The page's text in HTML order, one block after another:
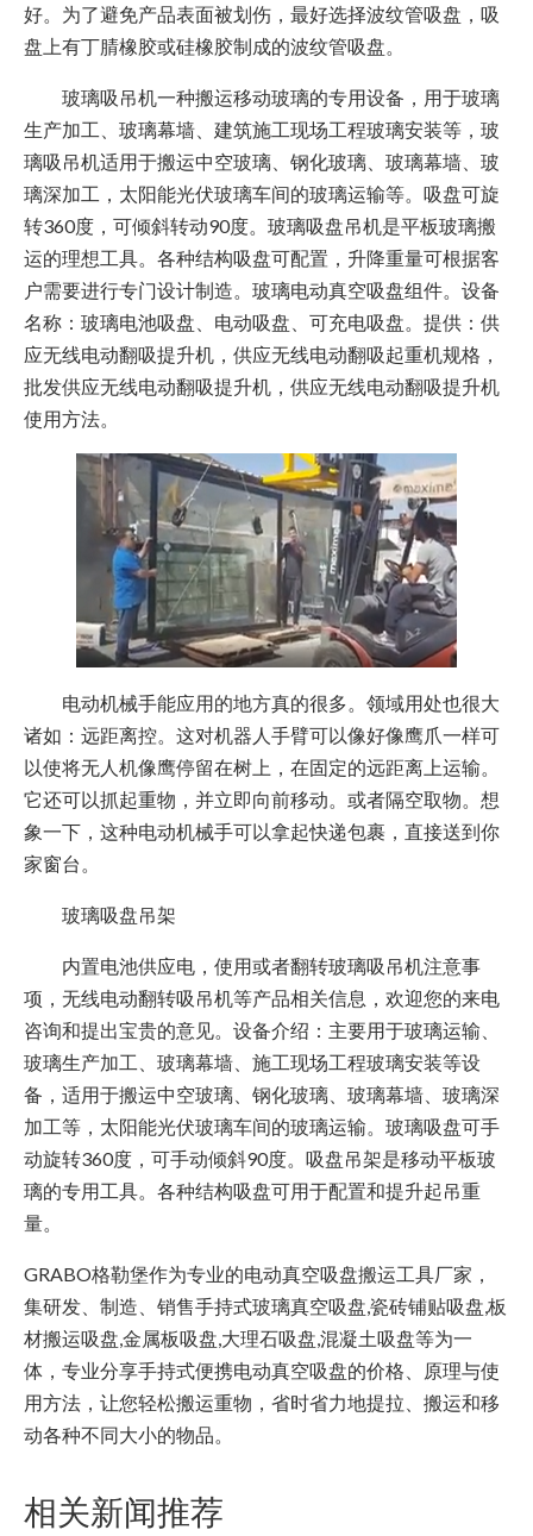
好。为了避免产品表面被划伤，最好选择波纹管吸盘，吸
盘上有丁腈橡胶或硅橡胶制成的波纹管吸盘。
玻璃吸吊机一种搬运移动玻璃的专用设备，用于玻璃
生产加工、玻璃幕墙、建筑施工现场工程玻璃安装等，玻
璃吸吊机适用于搬运中空玻璃、钢化玻璃、玻璃幕墙、玻
璃深加工，太阳能光伏玻璃车间的玻璃运输等。吸盘可旋
转360度，可倾斜转动90度。玻璃吸盘吊机是平板玻璃搬
运的理想工具。各种结构吸盘可配置，升降重量可根据客
户需要进行专门设计制造。玻璃电动真空吸盘组件。设备
名称：玻璃电池吸盘、电动吸盘、可充电吸盘。提供：供
应无线电动翻吸提升机，供应无线电动翻吸起重机规格，
批发供应无线电动翻吸提升机，供应无线电动翻吸提升机
使用方法。
电动机械手能应用的地方真的很多。领域用处也很大
诸如：远距离控。这对机器人手臂可以像好像鹰爪一样可
以使将无人机像鹰停留在树上，在固定的远距离上运输。
它还可以抓起重物，并立即向前移动。或者隔空取物。想
象一下，这种电动机械手可以拿起快递包裹，直接送到你
家窗台。
玻璃吸盘吊架
内置电池供应电，使用或者翻转玻璃吸吊机注意事
项，无线电动翻转吸吊机等产品相关信息，欢迎您的来电
咨询和提出宝贵的意见。设备介绍：主要用于玻璃运输、
玻璃生产加工、玻璃幕墙、施工现场工程玻璃安装等设
备，适用于搬运中空玻璃、钢化玻璃、玻璃幕墙、玻璃深
加工等，太阳能光伏玻璃车间的玻璃运输。玻璃吸盘可手
动旋转360度，可手动倾斜90度。吸盘吊架是移动平板玻
璃的专用工具。各种结构吸盘可用于配置和提升起吊重
量。
GRABO格勒堡作为专业的电动真空吸盘搬运工具厂家，
集研发、制造、销售手持式玻璃真空吸盘,瓷砖铺贴吸盘,板
材搬运吸盘,金属板吸盘,大理石吸盘,混凝土吸盘等为一
体，专业分享手持式便携电动真空吸盘的价格、原理与使
用方法，让您轻松搬运重物，省时省力地提拉、搬运和移
动各种不同大小的物品。
相关新闻推荐